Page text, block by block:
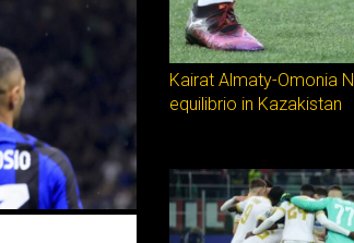
Kairat Almaty-Omonia
equilibrio in Kazakistan